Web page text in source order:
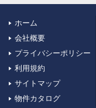
ホーム
会社概要
プライバシーポリシー
利用規約
サイトマップ
物件カタログ